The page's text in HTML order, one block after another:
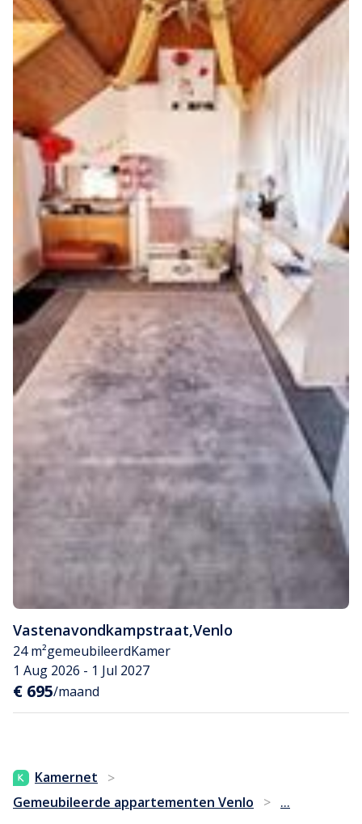
Vastenavondkampstraat,Venlo
24 m²gemeubileerdKamer
1 Aug 2026 - 1 Jul 2027
€ 695/maand
Kamernet
>
Gemeubileerde appartementen Venlo
> ...